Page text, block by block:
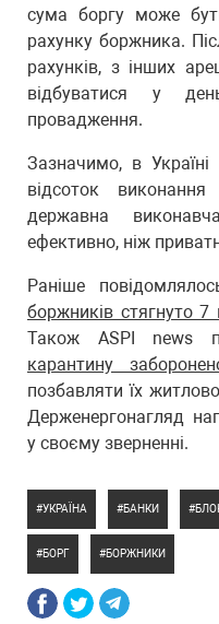
сума боргу може
рахунку боржника.
рахунків, з інших
відбуватися у
провадження.
Зазначимо, в
відсоток
державна
ефективно, ніж
Раніше
боржників стягнуто 7
Також ASPI news
карантину
позбавляти їх
Держенергонагляд
у своєму зверненні.
УКРАЇНА БАНКИ
БОРГ БОРЖНИКИ